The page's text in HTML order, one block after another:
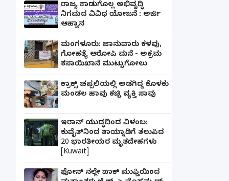
ರಾಜ್ಯ ಕಾಡುಗೊಲ್ಲ ಅಭಿವೃದ್ಧಿ
ನಿಗಮದ ವಿವಿಧ ಯೋಜನೆ : ಅರ್ಜಿ
ಆಹ್ವಾನ
ಮಂಗಳೂರು: ಜಾನುವಾರು ಕಳವು,
ಗೋಹತ್ಯೆ ಆರೋಪಿ ಮನೆ - ಅಕ್ರಮ
ಕಸಾಯಿಖಾನೆ ಮುಟ್ಟುಗೋಲು
ಕ್ರಾಕ್ಸ್ ಚಪ್ಪಲಿಯಲ್ಲಿ ಅಡಗಿದ್ದ ಕೊಳಕು
ಮಂಡಲ ಹಾವು ಕಚ್ಚಿ ವ್ಯಕ್ತಿ ಸಾವು
ಇರಾನ್ ಯುದ್ಧದಿಂದ ವಿಳಂಬ:
ಕುವೈತ್‌ನಿಂದ ತಾಯ್ನಾಡಿಗೆ ತಲುಪಿದ
20 ಭಾರತೀಯರ ಮೃತದೇಹಗಳು
[Kuwait]
ಫೋನ್ ನಲ್ಲೇ ಪಾಕ್ ಮುಫ್ತಿಯಿಂದ